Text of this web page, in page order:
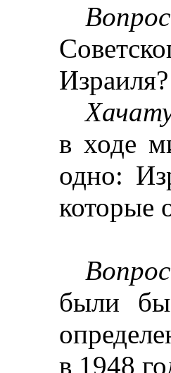
Израиля?
в ходе
одно:
которые
были бы
в 1948